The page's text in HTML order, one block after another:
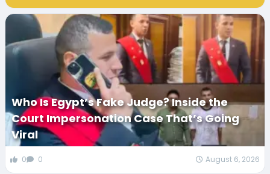
Who Is Egypt’s Fake Judge? Inside the
Court Impersonation Case That’s Going
Viral
0 0 August 6, 2026